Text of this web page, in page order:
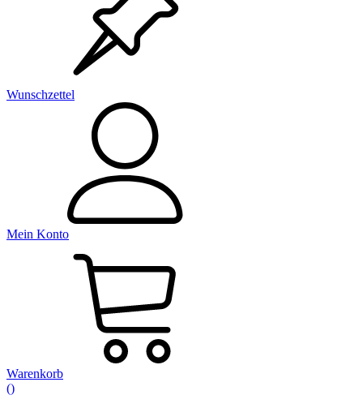
Wunschzettel
Mein Konto
Warenkorb
()